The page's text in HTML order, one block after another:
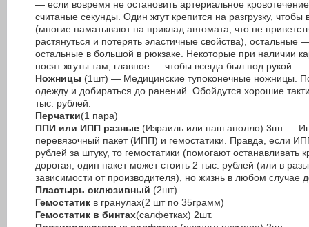
— если вовремя не остановить артериальное
считаные секунды. Один жгут крепится на разгрузку, чтобы
(многие наматывают на приклад автомата, что не
растянуться и потерять эластичные свойства), остальные
остальные в большой в рюкзаке. Некоторые при наличии
носят жгуты там, главное — чтобы всегда был под рукой.
Ножницы (1шт) — Медицинские тупоконечные ножницы.
одежду и добираться до ранений. Обойдутся хорошие
тыс. рублей.
Перчатки(1 пара)
ППИ или ИПП разные (Израиль или наш аполло) 3шт —
перевязочный пакет (ИПП) и гемостатики. Правда, если
рублей за штуку, то гемостатики (помогают
дорогая, один пакет может стоить 2 тыс. рублей (или в
зависимости от производителя), но жизнь в любом случае
Пластырь оклюзивный (2шт)
Гемостатик в гранулах(2 шт по 35грамм)
Гемостатик в бинтах(салфетках) 2шт.